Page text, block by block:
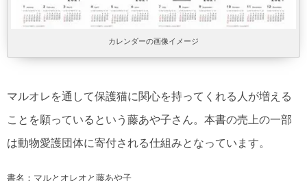
カレンダーの画像イメージ
マルオレを通して保護猫に関心を持ってくれる人が増える
ことを願っているという藤あや子さん。本書の売上の一部
は動物愛護団体に寄付される仕組みとなっています。
書名： マルとオレオと藤あや子